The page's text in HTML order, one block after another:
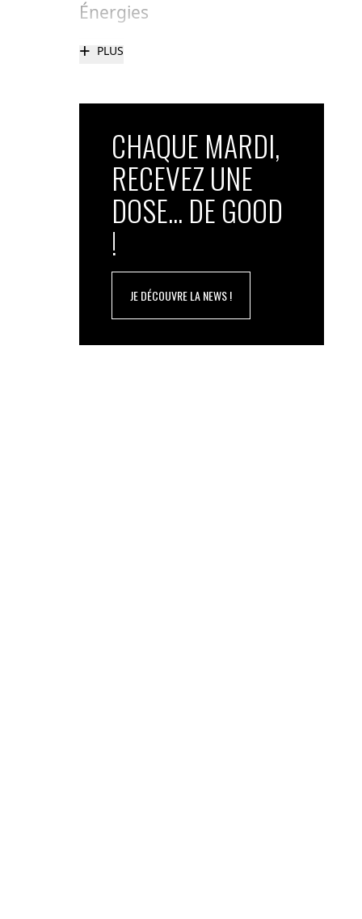
Énergies
+ PLUS
CHAQUE MARDI,
RECEVEZ UNE
DOSE... DE GOOD
!
JE DÉCOUVRE LA NEWS !